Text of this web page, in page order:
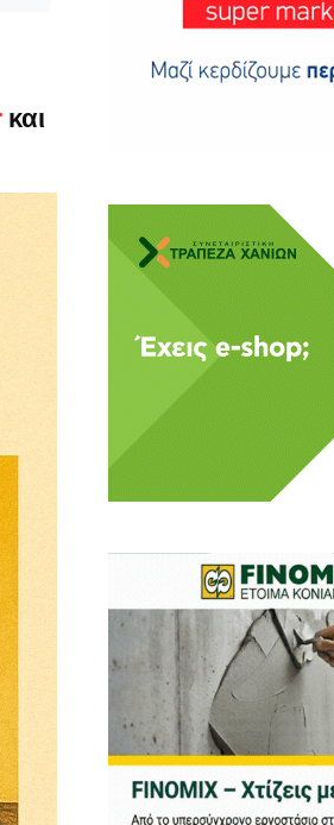
ούτε κι εμείς
αφορά εμάς. Αφορά κάτι
Kρήτη.
να πούμε ή τι να
δεν έχουν την
οικονομική δυνατότητα.
πραγματικά ελεύθερη
τότε δώστε μας τη δύναμη
και